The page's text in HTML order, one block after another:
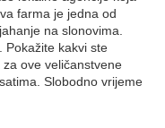
farma je jedna od
na slonovima.
Pokažite kakvi ste
ove veličanstvene
Slobodno vrijeme